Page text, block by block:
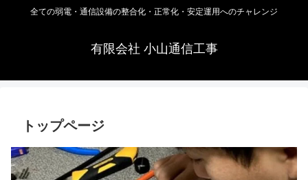
全ての弱電・通信設備の整合化・正常化・安定運用へのチャレンジ
有限会社 小山通信工事
トップページ